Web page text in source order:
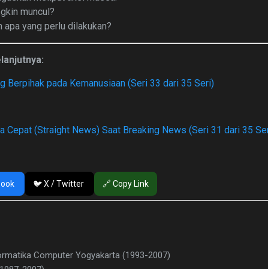
muncul?
apa yang perlu dilakukan?
Berpihak pada Kemanusiaan (Seri 33 dari 35 Seri)
Cepat (Straight News) Saat Breaking News (Seri 31 dari 35
🐦 X / Twitter 🔗 Copy Link
Computer Yogyakarta (1993-2007)